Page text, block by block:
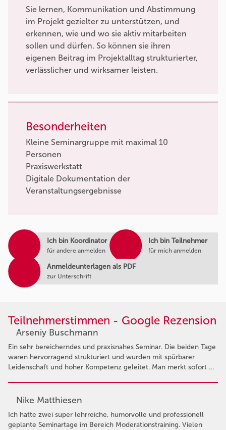
Ich bin Koordinator
für andere anmelden
Ich bin Teilnehmer
für mich anmelden
Anmeldeunterlagen als PDF
zur Unterschrift
Sie lernen, Kommunikation und Abstimmung
im Projekt gezielter zu unterstützen, und
erkennen, wie und wo sie aktiv mitarbeiten
sollen und dürfen. So können sie ihren
eigenen Beitrag im Projektalltag strukturierter,
verlässlicher und wirksamer leisten.
Besonderheiten
Kleine Seminargruppe mit maximal 10
Personen
Praxiswerkstatt
Digitale Dokumentation der
Veranstaltungsergebnisse
Teilnehmerstimmen - Google Rezension
Arseniy Buschmann
Ein sehr bereicherndes und praxisnahes Seminar. Die beiden Tage
waren hervorragend strukturiert und wurden mit spürbarer
Leidenschaft und hoher Kompetenz geleitet. Man merkt sofort …
Nike Matthiesen
Ich hatte zwei super lehrreiche, humorvolle und professionell
geplante Seminartage im Bereich Moderationstraining. Vielen